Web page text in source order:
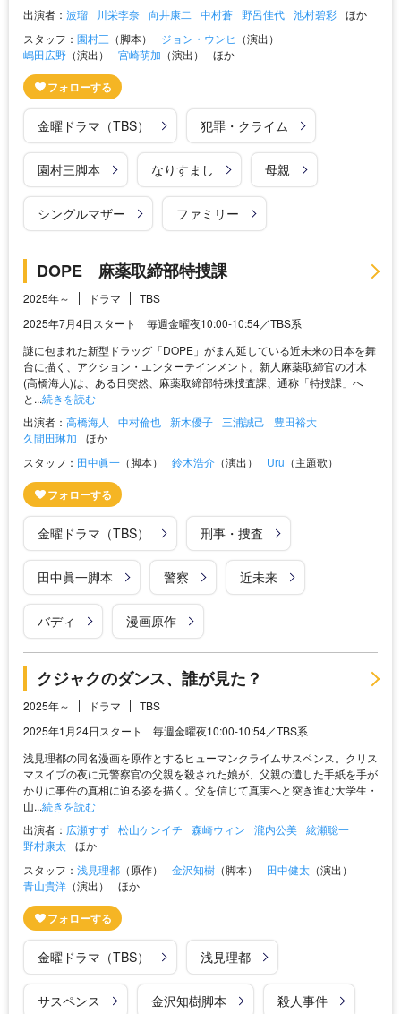
出演者： 波瑠 川栄李奈 向井康二 中村蒼 野呂佳代 池村碧彩 ほか
スタッフ： 園村三 （脚本） ジョン・ウンヒ （演出）
嶋田広野 （演出） 宮崎萌加 （演出） ほか
金曜ドラマ（TBS） 犯罪・クライム
園村三脚本 なりすまし 母親
シングルマザー ファミリー
DOPE 麻薬取締部特捜課
2025年～ ドラマ
TBS
2025年7月4日スタート 毎週金曜夜10:00-10:54／TBS系
謎に包まれた新型ドラッグ「DOPE」がまん延している近未来の日本を舞
台に描く、アクション・エンターテインメント。新人麻薬取締官の才木
(高橋海人)は、ある日突然、麻薬取締部特殊捜査課、通称「特捜課」へ
と...続きを読む
出演者： 高橋海人 中村倫也 新木優子 三浦誠己
豊田裕大
久間田琳加
ほか
スタッフ： 田中眞一 （脚本） 鈴木浩介 （演出） Uru （主題歌）
金曜ドラマ（TBS） 刑事・捜査
田中眞一脚本 警察 近未来
バディ 漫画原作
クジャクのダンス、誰が見た？
2025年～ ドラマ
TBS
2025年1月24日スタート 毎週金曜夜10:00-10:54／TBS系
浅見理都の同名漫画を原作とするヒューマンクライムサスペンス。クリス
マスイブの夜に元警察官の父親を殺された娘が、父親の遺した手紙を手が
かりに事件の真相に迫る姿を描く。父を信じて真実へと突き進む大学生・
山...続きを読む
出演者： 広瀬すず 松山ケンイチ 森崎ウィン 瀧内公美 絃瀬聡一
野村康太 ほか
スタッフ： 浅見理都 （原作） 金沢知樹 （脚本） 田中健太 （演出）
青山貴洋 （演出） ほか
金曜ドラマ（TBS） 浅見理都
サスペンス 金沢知樹脚本 殺人事件